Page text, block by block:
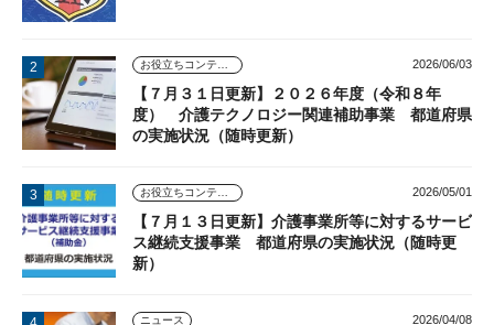
お役立ちコンテンツ 2026/06/03
【７月３１日更新】２０２６年度（令和８年
度） 介護テクノロジー関連補助事業 都道府県
の実施状況（随時更新）
お役立ちコンテンツ 2026/05/01
【７月１３日更新】介護事業所等に対するサービ
ス継続支援事業 都道府県の実施状況（随時更
新）
ニュース 2026/04/08